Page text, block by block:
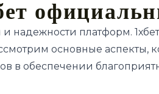
надежности платформ.
основные аспекты,
в обеспечении